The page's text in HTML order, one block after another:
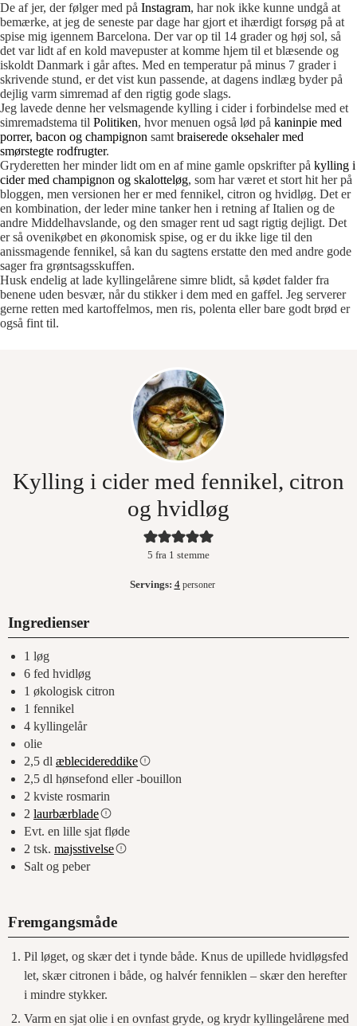
De af jer, der følger med på Instagram, har nok ikke kunne undgå at
bemærke, at jeg de seneste par dage har gjort et ihærdigt forsøg på at
spise mig igennem Barcelona. Der var op til 14 grader og høj sol, så
det var lidt af en kold mavepuster at komme hjem til et blæsende og
iskoldt Danmark i går aftes. Med en temperatur på minus 7 grader i
skrivende stund, er det vist kun passende, at dagens indlæg byder på
dejlig varm simremad af den rigtig gode slags.
Jeg lavede denne her velsmagende kylling i cider i forbindelse med et
simremadstema til Politiken, hvor menuen også lød på kaninpie med
porrer, bacon og champignon samtbraiserede oksehaler med
smørstegte rodfrugter.
Gryderetten her minder lidt om en af mine gamle opskrifter på kylling i
cider med champignon og skalotteløg, som har været et stort hit her på
bloggen, men versionen her er med fennikel, citron og hvidløg. Det er
en kombination, der leder mine tanker hen i retning af Italien og de
andre Middelhavslande, og den smager rent ud sagt rigtig dejligt. Det
er så ovenikøbet en økonomisk spise, og er du ikke lige til den
anissmagende fennikel, så kan du sagtens erstatte den med andre gode
sager fra grøntsagsskuffen.
Husk endelig at lade kyllingelårene simre blidt, så kødet falder fra
benene uden besvær, når du stikker i dem med en gaffel. Jeg serverer
gerne retten med kartoffelmos, men ris, polenta eller bare godt brød er
også fint til.
Kylling i cider med fennikel, citron
og hvidløg
5 fra 1 stemme
Servings: 4 personer
Ingredienser
1 løg
6 fed hvidløg
1 økologisk citron
1 fennikel
4 kyllingelår
olie
2,5 dl æblecidereddike
2,5 dl hønsefond eller -bouillon
2 kviste rosmarin
2 laurbærblade
Evt. en lille sjat fløde
2 tsk. majsstivelse
Salt og peber
Fremgangsmåde
Pil løget, og skær det i tynde både. Knus de upillede hvidløgsfed
let, skær citronen i både, og halvér fenniklen – skær den herefter
i mindre stykker.
Varm en sjat olie i en ovnfast gryde, og krydr kyllingelårene med